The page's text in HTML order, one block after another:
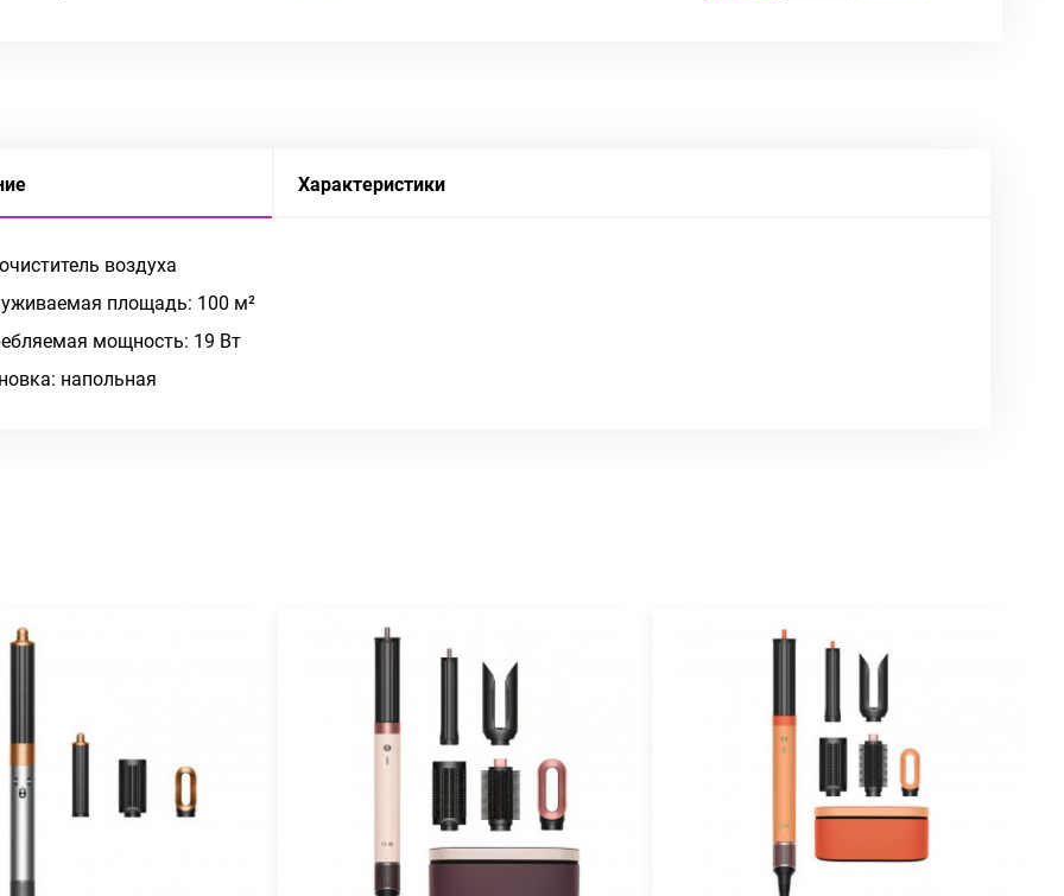
Характеристики
воздуха
площадь: 100 м²
мощность: 19 Вт
напольная